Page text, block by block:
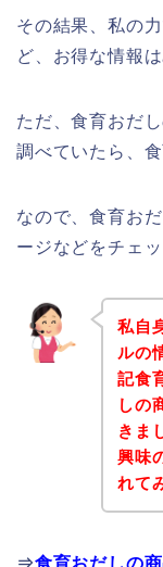
その結果、私の
ど、お得な情報
ただ、食育おだ
調べていたら、
なので、食育お
ージなどをチェ
私自
ルの
記食
しの
きま
興味
れて
⇒食育おだしの